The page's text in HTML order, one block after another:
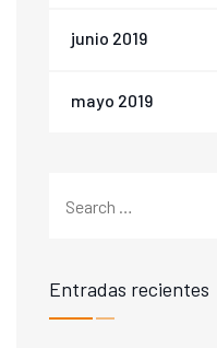
junio 2019
mayo 2019
Entradas recientes